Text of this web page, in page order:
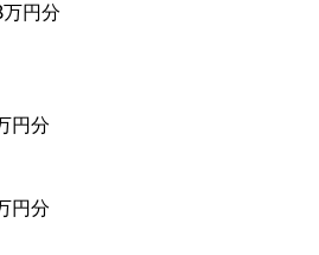
万円分
円分
円分